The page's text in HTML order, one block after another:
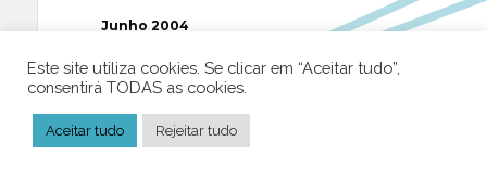
Junho 2004
Maio 2004
Abril 2004
Março 2004
Este site utiliza cookies. Se clicar em “Aceitar tudo”,
consentirá TODAS as cookies.
Aceitar tudo Rejeitar tudo